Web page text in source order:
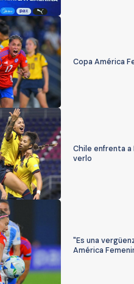
Copa América
Chile enfrenta a
verlo
"Es una
América